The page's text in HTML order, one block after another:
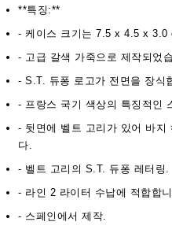
**특징:**
- 케이스 크기는 7.5 x 4.5 x 3.0
- 고급 갈색 가죽으로 제작되었
- S.T. 듀퐁 로고가 전면을 장식
- 프랑스 국기 색상의 특징적인
- 뒷면에 벨트 고리가 있어 바지
다.
- 벨트 고리의 S.T. 듀퐁 레터링.
- 라인 2 라이터 수납에 적합합
- 스페인에서 제작.